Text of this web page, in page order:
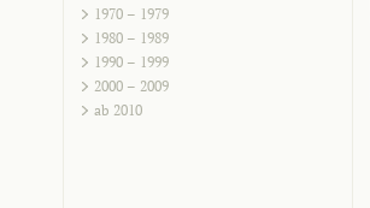
1970 – 1979
1980 – 1989
1990 – 1999
2000 – 2009
ab 2010